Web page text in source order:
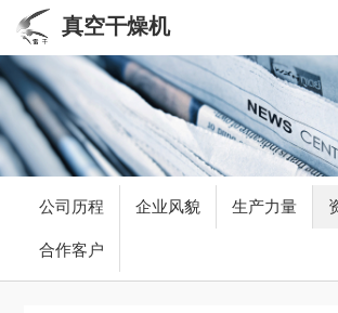
真空干燥机
公司历程 企业风貌 生产力量
合作客户